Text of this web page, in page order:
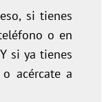
si tienes
o en
si ya tienes
o acércate a